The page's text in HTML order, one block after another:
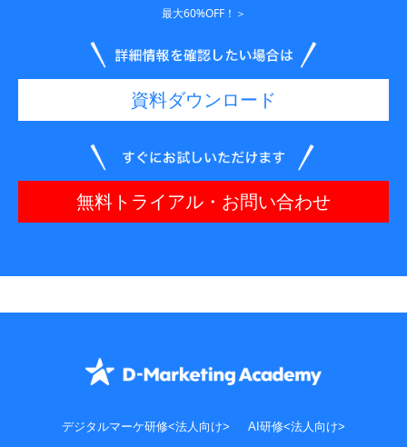
最大60%OFF！＞
資料ダウンロード
無料トライアル・お問い合わせ
デジタルマーケ研修<法人向け> AI研修<法人向け>